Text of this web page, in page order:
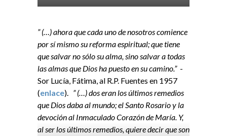
” (…) ahora que cada uno de nosotros comience
por sí mismo su reforma espiritual; que tiene
que salvar no sólo su alma, sino salvar a todas
las almas que Dios ha puesto en su camino.” -
Sor Lucía, Fátima, al R.P. Fuentes en 1957
(enlace). ” (…) dos eran los últimos remedios
que Dios daba al mundo; el Santo Rosario y la
devoción al Inmaculado Corazón de María. Y,
al ser los últimos remedios, quiere decir que son